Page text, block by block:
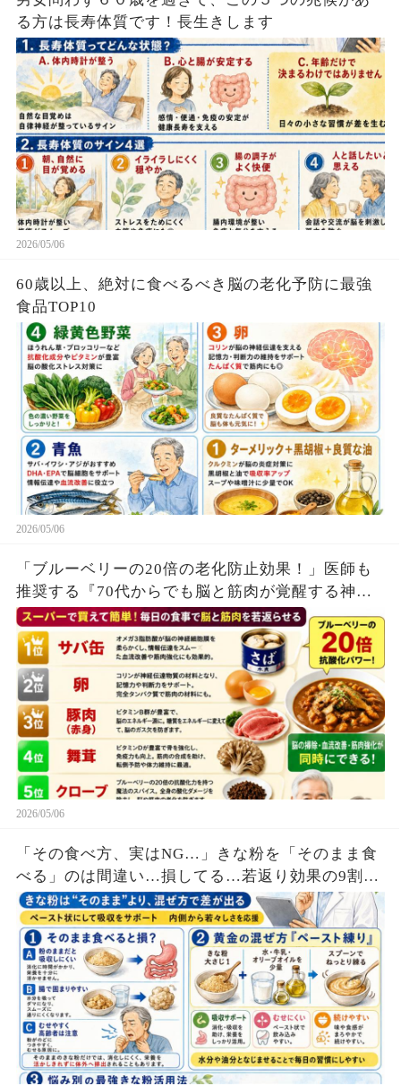
る方は長寿体質です！長生きします
2026/05/06
60歳以上、絶対に食べるべき脳の老化予防に最強
食品TOP10
2026/05/06
「ブルーベリーの20倍の老化防止効果！」医師も
推奨する『70代からでも脳と筋肉が覚醒する神食
材ベスト7（スーパーで買える）』
2026/05/06
「その食べ方、実はNG…」きな粉を「そのまま食
べる」のは間違い…損してる…若返り効果の9割を
ドブに捨てている…白髪・脂肪・歯茎を若返らせ
る「黄金の混ぜ方」とは？